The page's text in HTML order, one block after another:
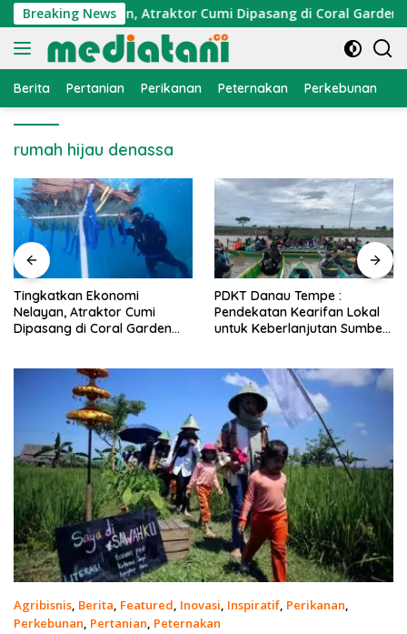
Langsung
ke
konten
Breaking News
Nelayan, Atraktor Cumi Dipasang di Coral Garden
Berita Pertanian Perikanan Peternakan Perkebunan
rumah hijau denassa
PDKT Danau Tempe :
Pendekatan Kearifan Lokal
untuk Keberlanjutan Sumber
Cara Mengatasi Penyakit
PMK pada Sapi Perah
Alami dan Medis
Agribisnis, Berita, Featured, Inovasi, Inspiratif, Perikanan,
Perkebunan, Pertanian, Peternakan